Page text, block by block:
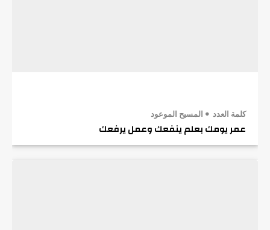
كلمة العدد المسيح الموعود
عمر يومك بعلم ينفعك وعمل يرفعك